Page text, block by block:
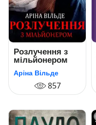
Розлучення з
мільйонером
Аріна Вільде
857